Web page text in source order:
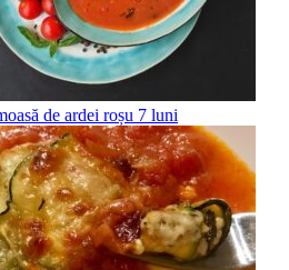
de ardei roșu 7 luni